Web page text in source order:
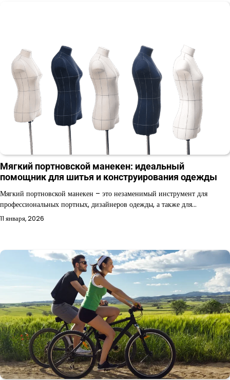
Мягкий портновской манекен: идеальный
помощник для шитья и конструирования одежды
Мягкий портновской манекен – это незаменимый инструмент для
профессиональных портных, дизайнеров одежды, а также для…
11 января, 2026